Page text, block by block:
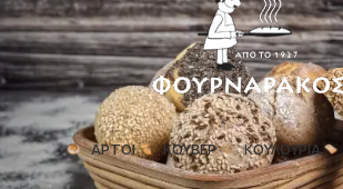
ΑΡΤΟΙ ΚΟΥΒΕΡ ΚΟΥΛΟΥΡΙΑ